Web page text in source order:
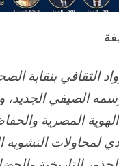
الثقافي بنقابة
الصيفي الجديد،
الهوية المصرية
لمحاولات التشويه